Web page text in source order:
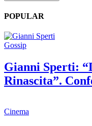
POPULAR
Gossip
Gianni Sperti:
Rinascita”.
Cinema